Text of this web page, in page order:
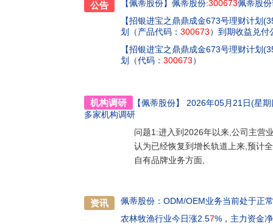
公告 【佩蒂股份】 佩蒂股份:300673佩蒂股
【招银进宝之鼎鼎成金673号理财计划
划（产品代码： 300673）到期收益兑付
【招银进宝之鼎鼎成金673号理财计划
划（代码： 300673）
机构调研 【佩蒂股份】
2026年05月21日(星
多家机构调研
问题1:进入到2026年以来,公司主营
认为已经恢复到增长轨道上来,预计
自有品牌业务方面,
资讯
佩蒂股份：ODM/OEM业务当前处于正
农林牧渔行业今日涨2.57%，主力资金